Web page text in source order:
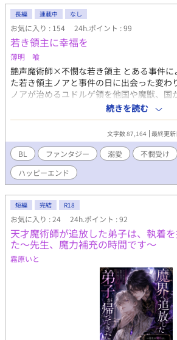
長編 連載中 なし
お気に入り : 154 24h.ポイント : 99
若き領主に幸福を
薄明 喰
艶声魔術師×不憫な若き領主 とある事件に
た若き領主ノアと事件の日に出会った変わ
ノアが治めるユドルゲ領を他国や魔獣、国
ける__ 僅か10歳という若さで領主になり
ノアは他者に甘えることを知らない。 そ
ノアが甘えられる生きやすい環境を作り
な2人の成長と戦いの物語 ＿＿＿＿＿＿＿
ていた物語を気に入りすぎて独立させまし
し言葉や文が変わっている箇所もあります
の物語はしばらくしたら削除します。 どう
続きを読む
文字数 87,164 最終更
BL ファンタジー 溺愛 不憫受け
ハッピーエンド
短編 完結 R18
お気に入り : 24 24h.ポイント : 92
天才魔術師が追放した弟子は、執着
た～先生、魔力補充の時間です～
霧原いと